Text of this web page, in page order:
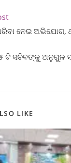
ନେଇ ଅଭିଯୋଗ,
ଟି ସଚିବଙ୍କୁ ଅନୁଗୁଳ
LIKE